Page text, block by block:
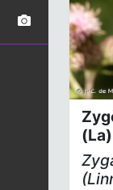
(La)